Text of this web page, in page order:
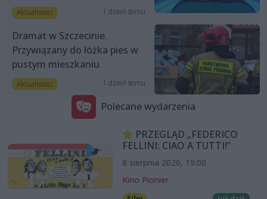
Aktualności 1 dzień temu
Dramat w Szczecinie.
Przywiązany do łóżka pies w
pustym mieszkaniu
Aktualności 1 dzień temu
Polecane wydarzenia
PRZEGLĄD „FEDERICO
FELLINI: CIAO A TUTTI!”
8 sierpnia 2026, 19:00
Kino Pionier